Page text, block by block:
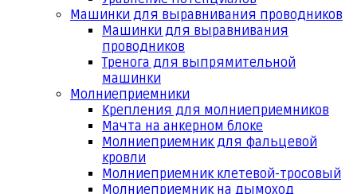
Машинки для выравнивания проводников
Машинки для выравнивания
проводников
Тренога для выпрямительной
машинки
Молниеприемники
Крепления для молниеприемников
Мачта на анкерном блоке
Молниеприемник для фальцевой
кровли
Молниеприемник клетевой-тросовый
Молниеприемник на дымоход